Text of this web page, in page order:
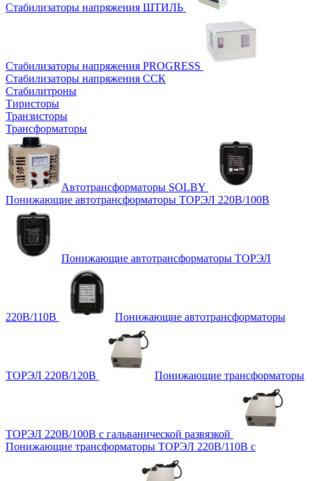
Стабилизаторы напряжения ШТИЛЬ
Стабилизаторы напряжения PROGRESS
Стабилизаторы напряжения ССК
Стабилитроны
Тиристоры
Транзисторы
Трансформаторы
Автотрансформаторы SOLBY
Понижающие автотрансформаторы ТОРЭЛ 220В/100В
Понижающие автотрансформаторы ТОРЭЛ
220В/110В Понижающие автотрансформаторы
ТОРЭЛ 220В/120В Понижающие трансформаторы
ТОРЭЛ 220В/100В с гальванической развязкой
Понижающие трансформаторы ТОРЭЛ 220В/110В с